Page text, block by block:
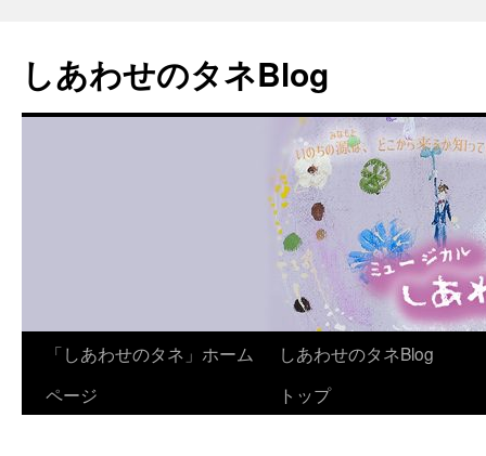
しあわせのタネBlog
ン
「しあわせのタネ」ホーム
ページ
しあわせのタネBlog
トップ